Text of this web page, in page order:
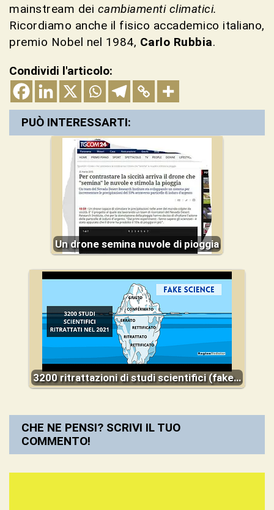
mainstream dei cambiamenti climatici.
Ricordiamo anche il fisico accademico italiano,
premio Nobel nel 1984, Carlo Rubbia.
Condividi l'articolo:
PUÒ INTERESSARTI:
Un drone semina nuvole di pioggia
3200 ritrattazioni di studi scientifici (fake…
CHE NE PENSI? SCRIVI IL TUO
COMMENTO!